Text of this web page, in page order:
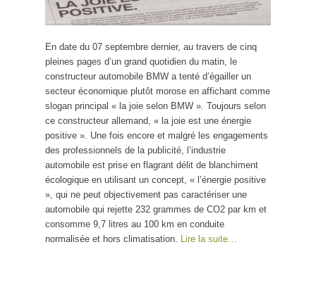
En date du 07 septembre dernier, au travers de cinq
pleines pages d’un grand quotidien du matin, le
constructeur automobile BMW a tenté d’égailler un
secteur économique plutôt morose en affichant comme
slogan principal « la joie selon BMW ». Toujours selon
ce constructeur allemand, « la joie est une énergie
positive ». Une fois encore et malgré les engagements
des professionnels de la publicité, l’industrie
automobile est prise en flagrant délit de blanchiment
écologique en utilisant un concept, « l’énergie positive
», qui ne peut objectivement pas caractériser une
automobile qui rejette 232 grammes de CO2 par km et
consomme 9,7 litres au 100 km en conduite
normalisée et hors climatisation. Lire la suite…